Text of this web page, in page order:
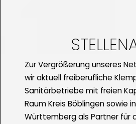
Zur Vergrößerung unseres
wir aktuell freiberufliche
Sanitärbetriebe mit freien
Raum Kreis Böblingen sowie
Württemberg als Partner für